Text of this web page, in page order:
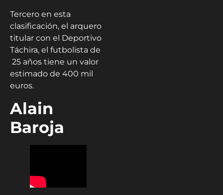
Tercero en esta
clasificación, el arquero
titular con el Deportivo
Táchira, el futbolista de
25 años tiene un valor
estimado de 400 mil
euros.
Alain
Baroja